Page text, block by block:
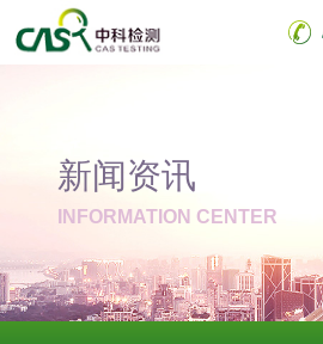
新闻资讯
INFORMATION CENTER
胶粘带检测
室温固化（硫化
金属材料质量检测
保险柜检测